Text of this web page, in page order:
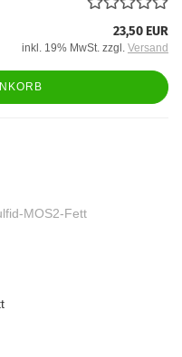
23,50 EUR
inkl. 19% MwSt. zzgl. Versand